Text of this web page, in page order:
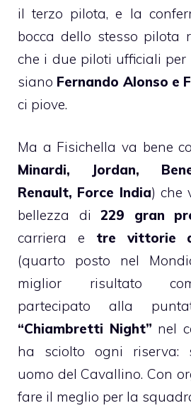
il terzo pilota, e la
bocca dello stesso pilota
che i due piloti ufficiali per
siano Fernando Alonso e
ci piove.
Ma a Fisichella va bene
Minardi, Jordan,
Renault, Force India) che
bellezza di 229 gran
carriera e tre vittorie
(quarto posto nel
miglior risultato
partecipato alla
“Chiambretti Night” nel
ha sciolto ogni riserva:
uomo del Cavallino. Con
fare il meglio per la